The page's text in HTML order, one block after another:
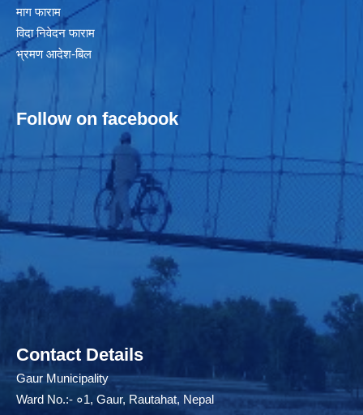
माग फाराम
विदा निवेदन फाराम
भ्रमण आदेश-बिल
Follow on facebook
Contact Details
Gaur Municipality
Ward No.:- ०1, Gaur, Rautahat, Nepal